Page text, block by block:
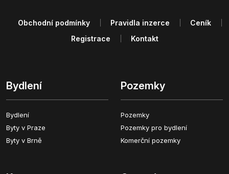
Bydlení
Bydlení
Byty v Praze
Byty v Brně
Pozemky
Pozemky
Pozemky pro bydlení
Komerční pozemky
Obchodní podmínky Pravidla inzerce
Ceník
Registrace
Kontakt